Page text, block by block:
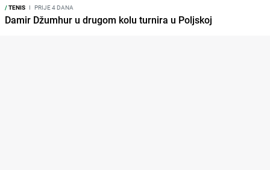
/TENIS I PRIJE 4 DANA
Damir Džumhur u drugom kolu turnira u Poljskoj